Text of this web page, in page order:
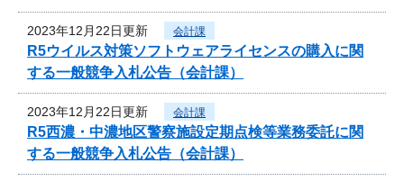
2023年12月22日更新 会計課
R5ウイルス対策ソフトウェアライセンスの購入に関
する一般競争入札公告（会計課）
2023年12月22日更新 会計課
R5西濃・中濃地区警察施設定期点検等業務委託に関
する一般競争入札公告（会計課）